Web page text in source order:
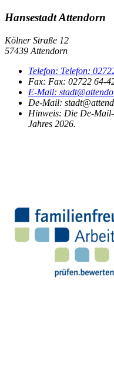
Hansestadt Attendorn
Kölner Straße 12
57439 Attendorn
Telefon: Telefon:
Fax: Fax: 02722 64-
E-Mail:
De-Mail:
Hinweis: Die De-Mail-
Jahres 2026.